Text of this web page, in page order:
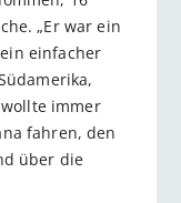
„Er war ein
einfacher
immer
fahren, den
über die